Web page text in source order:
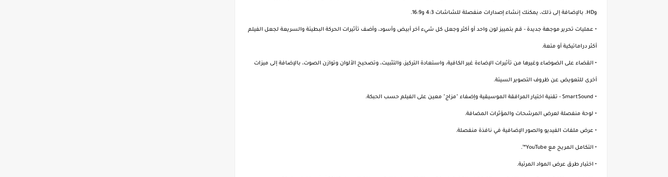
وHD. بالإضافة إلى ذلك، يمكنك إنشاء إصدارات منفصلة للشاشات 4:3 ​​و16:9.
• عمليات تحرير موجهة جديدة - قم بتمييز لون واحد أو أكثر وجعل كل شيء آخر أبيض وأسود، وأضف تأثيرات الحركة البطيئة والسريعة لجعل الفيلم
أكثر دراماتيكية أو متعة.
• القضاء على الضوضاء وغيرها من تأثيرات الإضاءة غير الكافية، واستعادة التركيز، والتثبيت، وتصحيح الألوان وتوازن الصوت، بالإضافة إلى ميزات
أخرى للتعويض عن ظروف التصوير السيئة.
• SmartSound - تقنية اختيار المرافقة الموسيقية وإضفاء "مزاج" معين على الفيلم حسب الحبكة.
• لوحة منفصلة لعرض المرشحات والمؤثرات المضافة.
• عرض ملفات الفيديو والصور الإضافية في نافذة منفصلة.
• التكامل المريح مع YouTube™.
• اختيار طرق عرض المواد المرئية.